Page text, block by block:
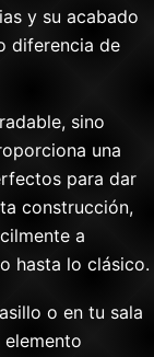
y su acabado
diferencia de
sino
una
para dar
construcción,
a
hasta lo clásico.
o en tu sala